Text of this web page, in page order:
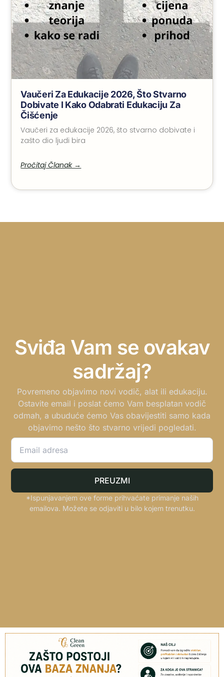
Vaučeri Za Edukacije 2026, Što Stvarno
Dobivate I Kako Odabrati Edukaciju Za
Čišćenje
Vaučeri za edukacije 2026, što stvarno dobivate i
zašto dio ljudi bira
Pročitaj Članak →
Sviđa Vam se ovakav
sadržaj?
Povremeno objavimo novi vodič, alat ili edukaciju.
Ostavite email i poslat ćemo Vam besplatan vodič
odmah, a ubuduće ćemo Vas obavijestiti samo kada
objavimo nešto što stvarno vrijedi pogledati.
PREUZMI
*Ispunjavanjem ove forme prihvaćate primanje naših
emailova. Možete se odjaviti u bilo kojem trenutku.